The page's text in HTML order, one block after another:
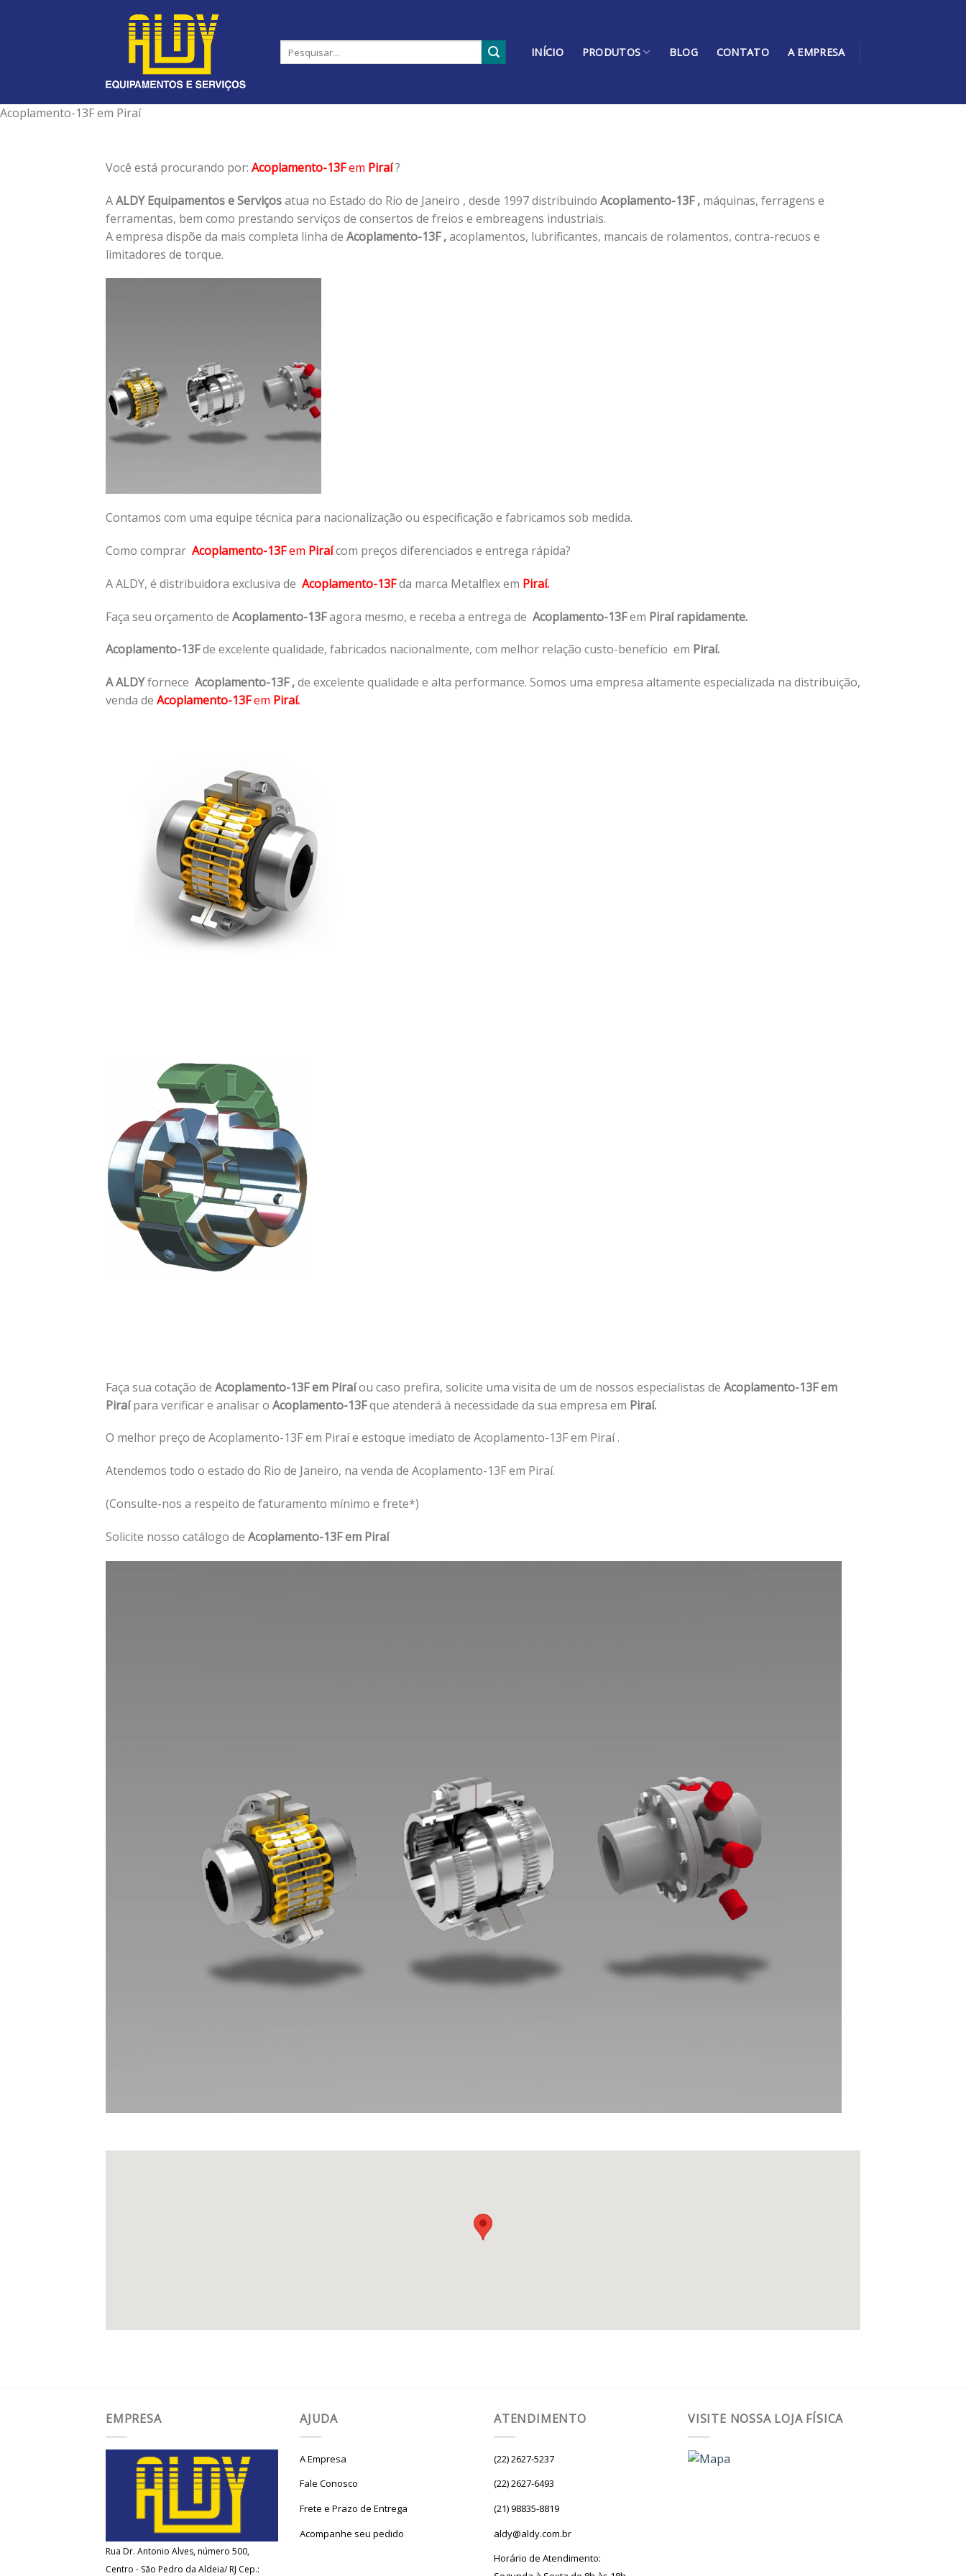
INÍCIO PRODUTOS BLOG CONTATO A EMPRESA
Acoplamento-13F em Piraí
Você está procurando por: Acoplamento-13Fem Piraí?
AALDY Equipamentos e Serviçosatua no Estado do Rio de Janeiro , desde 1997 distribuindo Acoplamento-13F , máquinas, ferragens e
ferramentas, bem como prestando serviços de consertos de freios e embreagens industriais.
A empresa dispõe da mais completa linha de Acoplamento-13F ,acoplamentos, lubrificantes, mancais de rolamentos, contra-recuos e
limitadores de torque.
Contamos com uma equipe técnica para nacionalização ou especificação e fabricamos sob medida.
Como comprar Acoplamento-13Fem Piraícom preços diferenciados e entrega rápida?
A ALDY, é distribuidora exclusiva de Acoplamento-13Fda marca Metalflex em Piraí.
Faça seu orçamento de Acoplamento-13Fagora mesmo, e receba a entrega de Acoplamento-13Fem Piraí rapidamente.
Acoplamento-13Fde excelente qualidade, fabricados nacionalmente, com melhor relação custo-benefício em Piraí.
A ALDYfornece Acoplamento-13F ,de excelente qualidade e alta performance. Somos uma empresa altamente especializada na distribuição,
venda de Acoplamento-13Fem Piraí.
Faça sua cotação de Acoplamento-13F em Piraíou caso prefira, solicite uma visita de um de nossos especialistas de Acoplamento-13F em
Piraípara verificar e analisar o Acoplamento-13Fque atenderá à necessidade da sua empresa em Piraí.
O melhor preço de Acoplamento-13F em Piraí e estoque imediato de Acoplamento-13F em Piraí .
Atendemos todo o estado do Rio de Janeiro, na venda de Acoplamento-13F em Piraí.
(Consulte-nos a respeito de faturamento mínimo e frete*)
Solicite nosso catálogo de Acoplamento-13F em Piraí
EMPRESA
Rua Dr. Antonio Alves, número 500,
Centro - São Pedro da Aldeia/ RJ Cep.:
AJUDA
A Empresa
Fale Conosco
Frete e Prazo de Entrega
Acompanhe seu pedido
ATENDIMENTO
(22) 2627-5237
(22) 2627-6493
(21) 98835-8819
aldy@aldy.com.br
Horário de Atendimento:
VISITE NOSSA LOJA FÍSICA